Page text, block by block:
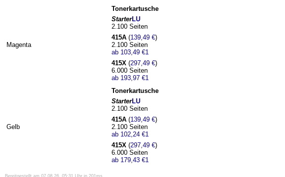
Magenta
Tonerkartusche
StarterLU
2.100 Seiten
415A (139,49 €)
2.100 Seiten
ab 103,49 €1
415X (297,49 €)
6.000 Seiten
ab 193,97 €1
Gelb
Tonerkartusche
StarterLU
2.100 Seiten
415A (139,49 €)
2.100 Seiten
ab 102,24 €1
415X (297,49 €)
6.000 Seiten
ab 179,43 €1
Bereitgestellt am 07.08.26, 05:31 Uhr in 201ms.